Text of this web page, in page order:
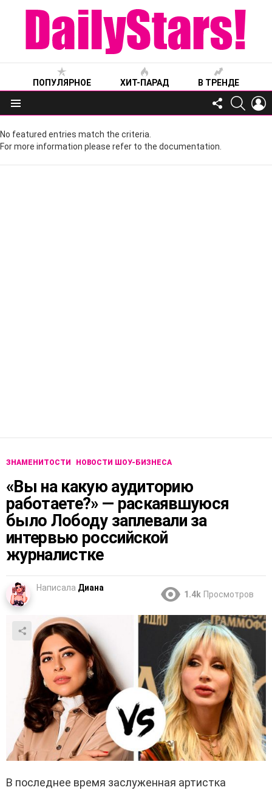
ПОПУЛЯРНОЕ ХИТ-ПАРАД В ТРЕНДЕ
Меню
FOLLOW
US
No featured entries match the criteria.
For more information please refer to the documentation.
ЗНАМЕНИТОСТИ НОВОСТИ ШОУ-БИЗНЕСА
«Вы на какую аудиторию
работаете?» — раскаявшуюся
было Лободу заплевали за
интервью российской
журналистке
Написала Диана
1.4k Просмотров
В последнее время заслуженная артистка